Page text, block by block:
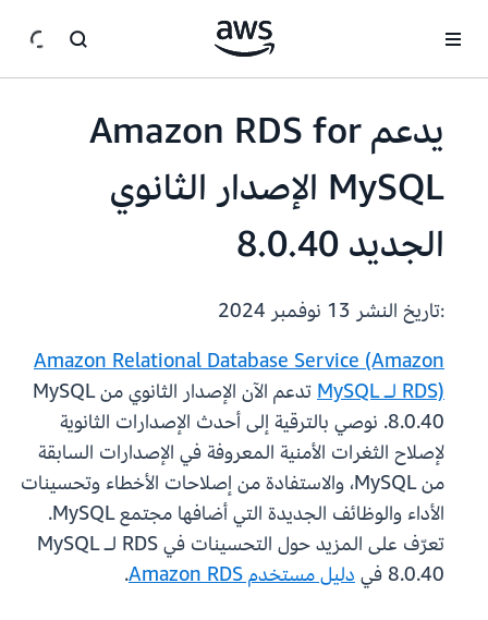
يدعم Amazon RDS for
MySQL الإصدار الثانوي
الجديد 8.0.40
:تاريخ النشر
Amazon Relational Database Service (Amazon
RDS) لـ MySQL
تدعم الآن الإصدار الثانوي من MySQL
8.0.40. نوصي بالترقية إلى أحدث الإصدارات الثانوية
لإصلاح الثغرات الأمنية المعروفة في الإصدارات السابقة
من MySQL، والاستفادة من إصلاحات الأخطاء وتحسينات
الأداء والوظائف الجديدة التي أضافها مجتمع MySQL.
تعرّف على المزيد حول التحسينات في RDS لـ MySQL
8.0.40 في
دليل مستخدم Amazon RDS .